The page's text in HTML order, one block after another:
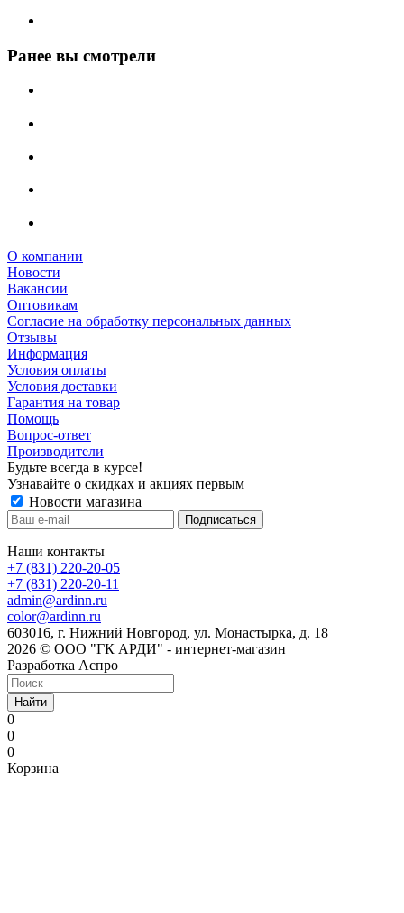
Ранее вы смотрели
О компании
Новости
Вакансии
Оптовикам
Cогласие на обработку персональных данных
Отзывы
Информация
Условия оплаты
Условия доставки
Гарантия на товар
Помощь
Вопрос-ответ
Производители
Будьте всегда в курсе!
Узнавайте о скидках и акциях первым
Новости магазина
Наши контакты
+7 (831) 220-20-05
+7 (831) 220-20-11
admin@ardinn.ru
color@ardinn.ru
603016, г. Нижний Новгород, ул. Монастырка, д. 18
2026 © ООО "ГК АРДИ" - интернет-магазин
Разработка Аспро
Найти
0
0
0
Корзина